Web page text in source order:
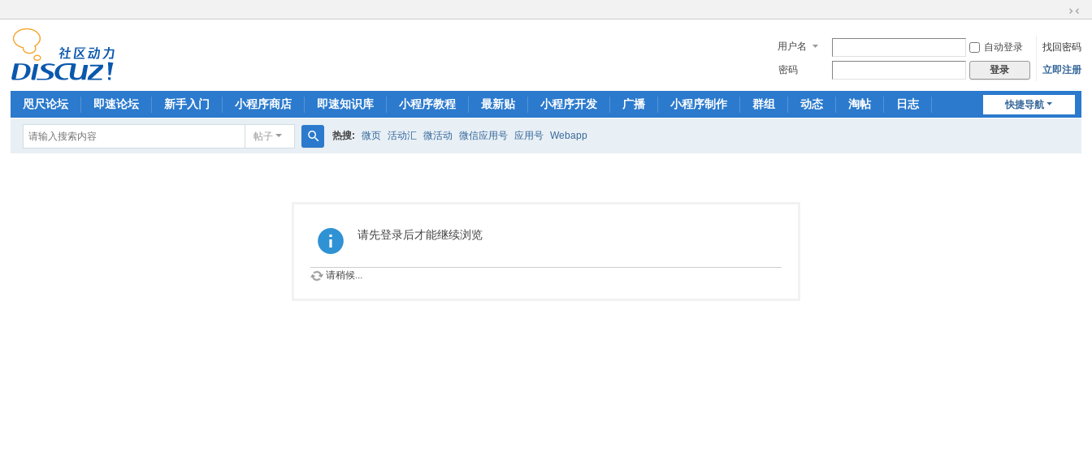
换
到
窄
用户名 自动登录
找回密码
密码
登录 立即注册
快捷导航
咫尺论坛 即速论坛 新手入门 小程序商店 即速知识库 小程序教程 最新贴 小程序开发 广播 小程序制作 群组 动态 淘帖
日志
帖子 热搜: 微页 活动汇 微活动 微信应用号 应用号 Webapp
请先登录后才能继续浏览
请稍候...